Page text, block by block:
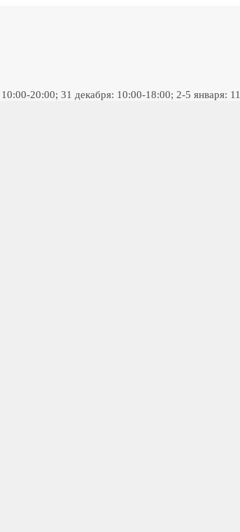
20:00; 31 декабря: 10:00-18:00; 2-5 января: